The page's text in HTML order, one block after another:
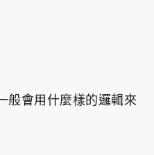
般會用什麼樣的邏輯來